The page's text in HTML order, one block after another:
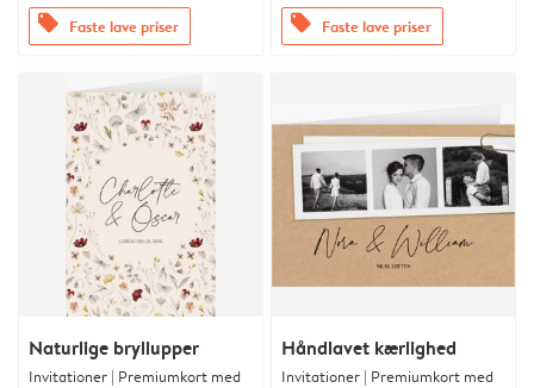
offers Faste lave priser offers Faste lave priser
Naturlige bryllupper
Invitationer | Premiumkort med
Håndlavet kærlighed
Invitationer | Premiumkort med